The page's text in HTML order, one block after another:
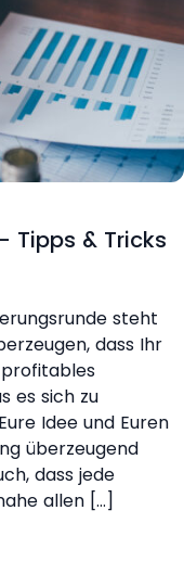
Tipps & Tricks
steht
dass Ihr
es sich zu
Idee und Euren
überzeugend
dass jede
allen […]